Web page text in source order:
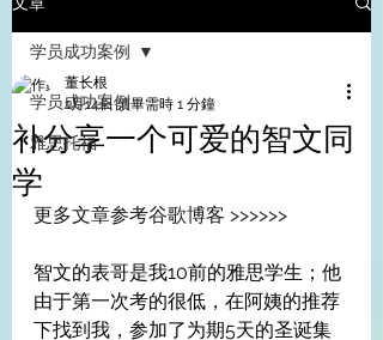
学员成功案例
雅思托福
学员成功案例
补分享一个可爱的智文同
学
董长根
1月14日 讀畢需時 1 分鐘
更多文章参考谷歌博客 >>>>>>
智文的表哥是我10前的雅思学生；他
由于第一次考的很低，在阿姨的推荐
下找到我，参加了为期5天的圣诞集